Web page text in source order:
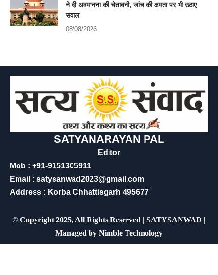
ने दी अवमानना की चेतावनी, जांच की क्षमता पर भी उठाए
सवाल
08/08/2026
SATYANARAYAN PAL
Editor
Mob : +91-9151305911
Email : satysanwad2023@gmail.com
Address : Korba Chhattisgarh 495677
© Copyright 2025, All Rights Reserved | SATYSANWAD |
Managed by Nimble Technology